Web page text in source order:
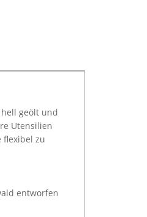
geölt und
Utensilien
flexibel zu
entworfen